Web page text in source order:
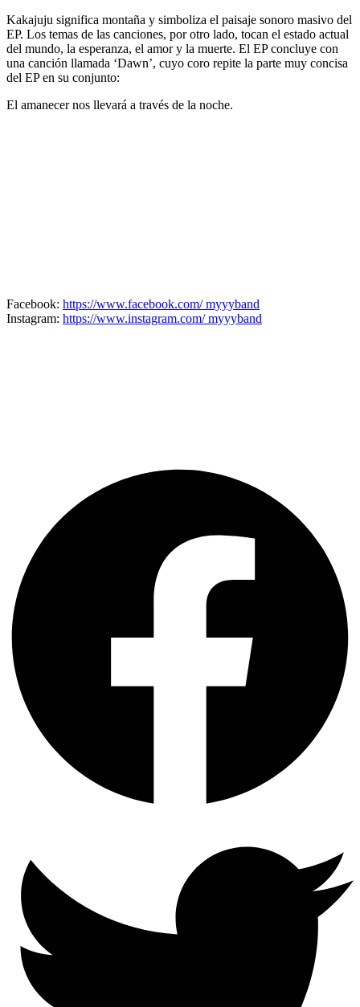
Kakajuju significa montaña y simboliza el paisaje sonoro masivo del
EP. Los temas de las canciones, por otro lado, tocan el estado actual
del mundo, la esperanza, el amor y la muerte. El EP concluye con
una canción llamada ‘Dawn’, cuyo coro repite la parte muy concisa
del EP en su conjunto:
El amanecer nos llevará a través de la noche.
Facebook: https://www.facebook.com/ myyyband
Instagram: https://www.instagram.com/ myyyband